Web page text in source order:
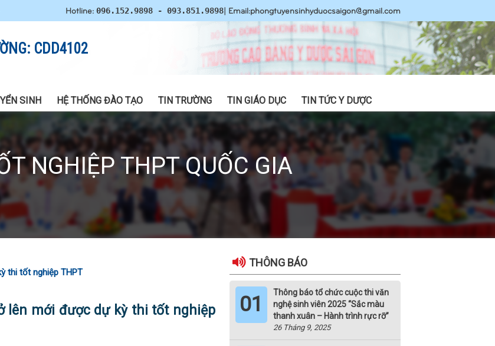
Hotline: 096.152.9898 - 093.851.9898| Email:phongtuyensinhyduocsaigon@gmail.com
CDD4102
SINH HỆ THỐNG ĐÀO TẠO TIN TRƯỜNG TIN GIÁO DỤC TIN TỨC Y DƯỢC
NGHIỆP THPT QUỐC GIA
thi tốt nghiệp THPT
mới được dự kỳ thi tốt nghiệp
THÔNG BÁO
01
Thông báo tổ chức cuộc thi văn
nghệ sinh viên 2025 “Sắc màu
thanh xuân – Hành trình rực rỡ”
26 Tháng 9, 2025